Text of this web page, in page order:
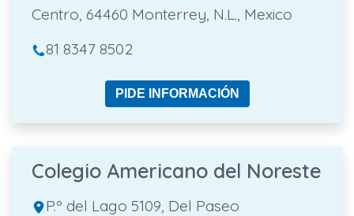
Centro, 64460 Monterrey, N.L., Mexico
81 8347 8502
PIDE INFORMACIÓN
Colegio Americano del Noreste
P.º del Lago 5109, Del Paseo